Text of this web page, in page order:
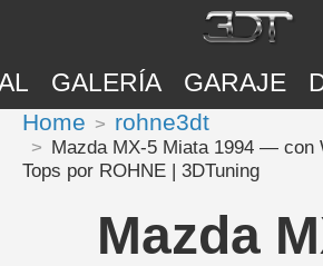
GALERÍA GARAJE
Home rohne3dt
Mazda MX-5 Miata 1994 — con
Tops por ROHNE | 3DTuning
Mazda